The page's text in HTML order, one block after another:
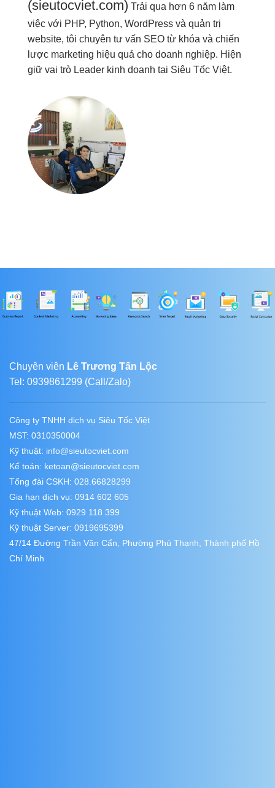
(sieutocviet.com) Trải qua hơn 6 năm làm
việc với PHP, Python, WordPress và quản trị
website, tôi chuyên tư vấn SEO từ khóa và chiến
lược marketing hiệu quả cho doanh nghiệp. Hiện
giữ vai trò Leader kinh doanh tại Siêu Tốc Việt.
Chuyên viên Lê Trương Tấn Lộc
Tel: 0939861299 (Call/Zalo)
Công ty TNHH dịch vụ Siêu Tốc Việt
MST: 0310350004
Kỹ thuật: info@sieutocviet.com
Kế toán: ketoan@sieutocviet.com
Tổng đài CSKH: 028.66828299
Gia hạn dịch vụ: 0914 602 605
Kỹ thuật Web: 0929 118 399
Kỹ thuật Server: 0919695399
47/14 Đường Trần Văn Cẩn, Phường Phú Thạnh, Thành phố Hồ
Chí Minh